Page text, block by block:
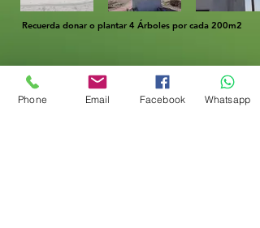
Recuerda donar o plantar 4 Árboles por cada 200m2
Phone Email Facebook Whatsapp